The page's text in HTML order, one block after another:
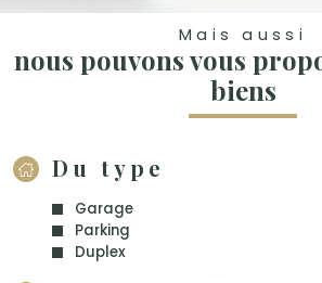
Mais aussi
nous pouvons vous
biens
Du type
Garage
Parking
Duplex